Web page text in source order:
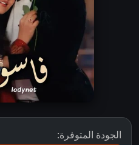
الجودة المتوفرة: